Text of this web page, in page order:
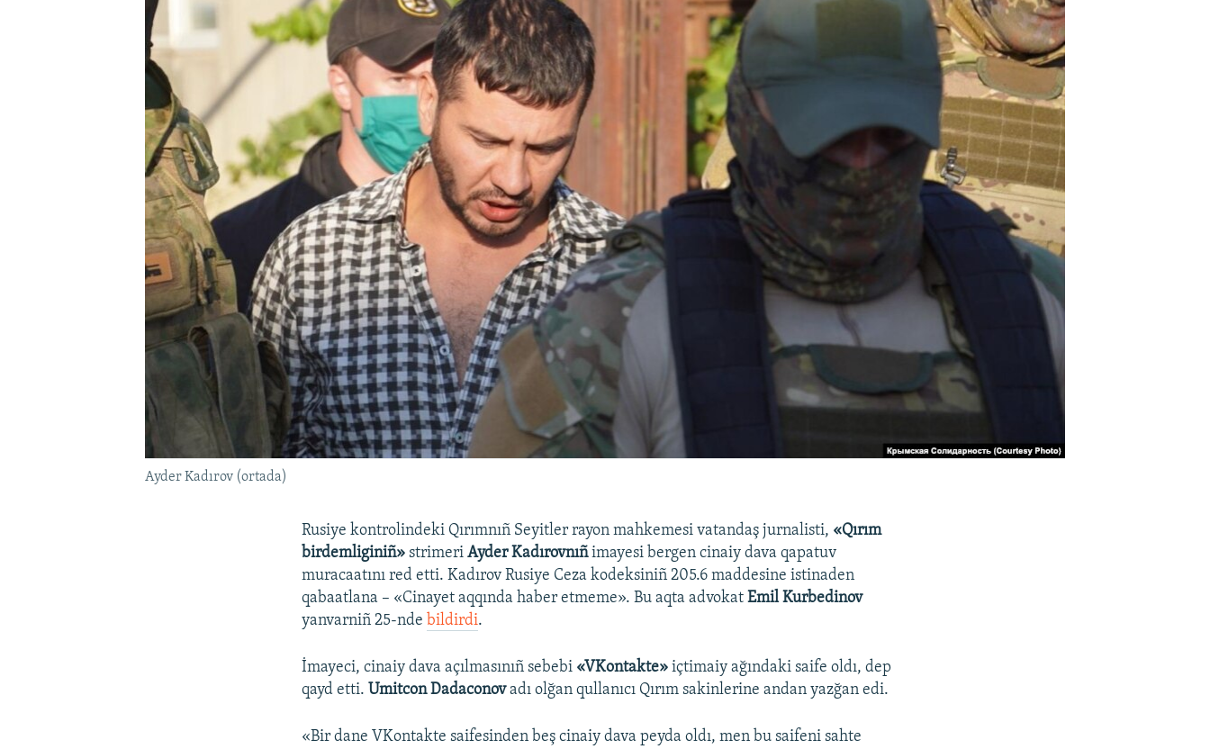
Ayder Kadırov (ortada)
Rusiye kontrolindeki Qırımnıñ Seyitler rayon mahkemesi vatandaş jurnalisti, «Qırım
birdemliginiñ»strimeriAyder Kadırovnıñimayesi bergen cinaiy dava qapatuv
muracaatını red etti. Kadırov Rusiye Ceza kodeksiniñ 205.6 maddesine istinaden
qabaatlana – «Cinayet aqqında haber etmeme». Bu aqta advokat Emil Kurbedinov
yanvarniñ 25-nde bildirdi.
İmayeci, cinaiy dava açılmasınıñ sebebi «VKontakte» içtimaiy ağındaki saife oldı, dep
qayd etti. Umitcon Dadaconovadı olğan qullanıcı Qırım sakinlerine andan yazğan edi.
«Bir dane VKontakte saifesinden beş cinaiy dava peyda oldı, men bu saifeni sahte